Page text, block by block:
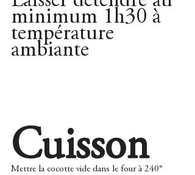
minimum 1h30 à
température
ambiante
Cuisson
Mettre la cocotte vide dans le four à 240°